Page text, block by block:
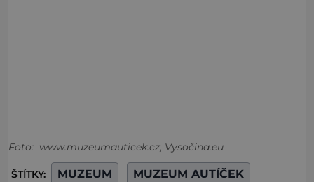
Foto: www.muzeumauticek.cz, Vysočina.eu
ŠTÍTKY: MUZEUM MUZEUM AUTÍČEK